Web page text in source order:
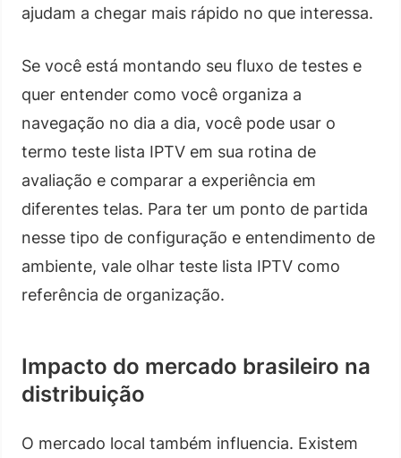
ajudam a chegar mais rápido no que interessa.
Se você está montando seu fluxo de testes e
quer entender como você organiza a
navegação no dia a dia, você pode usar o
termo teste lista IPTV em sua rotina de
avaliação e comparar a experiência em
diferentes telas. Para ter um ponto de partida
nesse tipo de configuração e entendimento de
ambiente, vale olhar teste lista IPTV como
referência de organização.
Impacto do mercado brasileiro na
distribuição
O mercado local também influencia. Existem